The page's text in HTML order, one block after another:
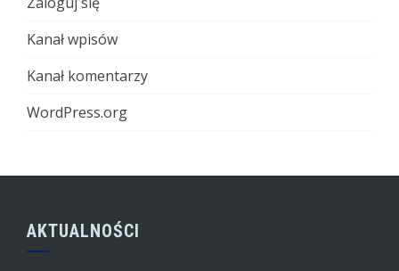
Kanał wpisów
Kanał komentarzy
WordPress.org
AKTUALNOŚCI